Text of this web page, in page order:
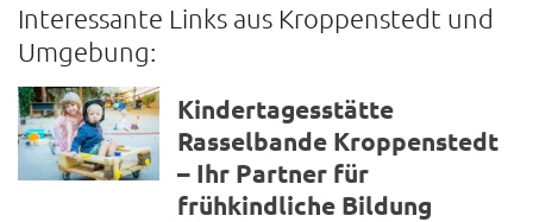
Interessante Links aus Kroppenstedt und
Umgebung:
Kindertagesstätte
Rasselbande Kroppenstedt
– Ihr Partner für
frühkindliche Bildung